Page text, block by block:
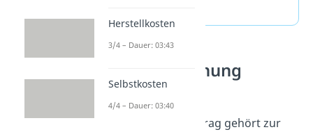
Kostenrechnung
verstehen
Der Deckungsbeitrag gehört zur
Herstellkosten
3/4 – Dauer: 03:43
Selbstkosten
4/4 – Dauer: 03:40